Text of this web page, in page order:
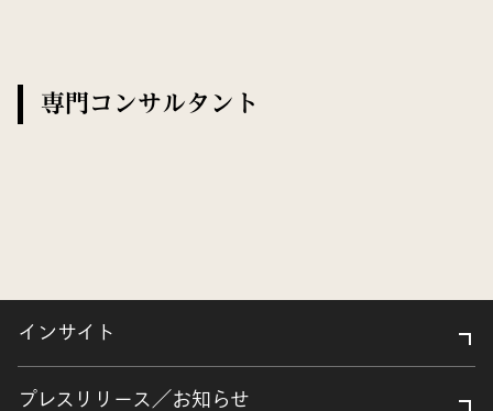
専門コンサルタント
インサイト
プレスリリース／お知らせ